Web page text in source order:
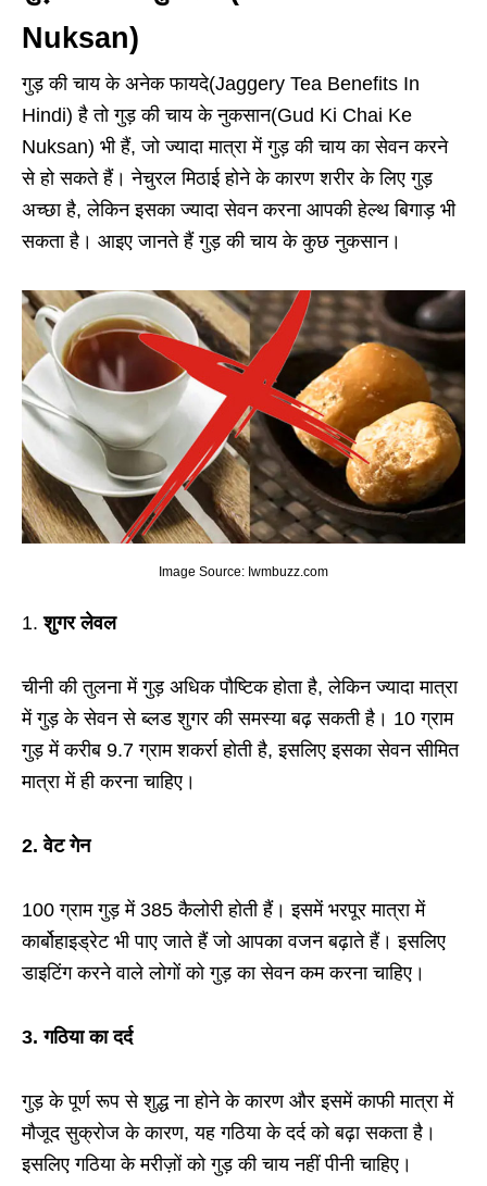
Nuksan)
गुड़ की चाय के अनेक फायदे(Jaggery Tea Benefits In
Hindi) है तो गुड़ की चाय के नुकसान(Gud Ki Chai Ke
Nuksan) भी हैं, जो ज्यादा मात्रा में गुड़ की चाय का सेवन करने
से हो सकते हैं। नेचुरल मिठाई होने के कारण शरीर के लिए गुड़
अच्छा है, लेकिन इसका ज्यादा सेवन करना आपकी हेल्थ बिगाड़ भी
सकता है। आइए जानते हैं गुड़ की चाय के कुछ नुकसान।
Image Source: Iwmbuzz.com
1.शुगर लेवल
चीनी की तुलना में गुड़ अधिक पौष्टिक होता है, लेकिन ज्‍यादा मात्रा
में गुड़ के सेवन से ब्‍लड शुगर की समस्‍या बढ़ सकती है। 10 ग्राम
गुड़ में करीब 9.7 ग्राम शकर्रा होती है, इसलिए इसका सेवन सीमित
मात्रा में ही करना चाहिए।
2. वेट गेन
100 ग्राम गुड़ में 385 कैलोरी होती हैं। इसमें भरपूर मात्रा में
कार्बोहाइड्रेट भी पाए जाते हैं जो आपका वजन बढ़ाते हैं। इसलिए
डाइटिंग करने वाले लोगों को गुड़ का सेवन कम करना चाहिए।
3. गठिया का दर्द
गुड़ के पूर्ण रूप से शुद्ध ना होने के कारण और इसमें काफी मात्रा में
मौजूद सुक्रोज के कारण, यह गठिया के दर्द को बढ़ा सकता है।
इसलिए गठिया के मरीज़ों को गुड़ की चाय नहीं पीनी चाहिए।